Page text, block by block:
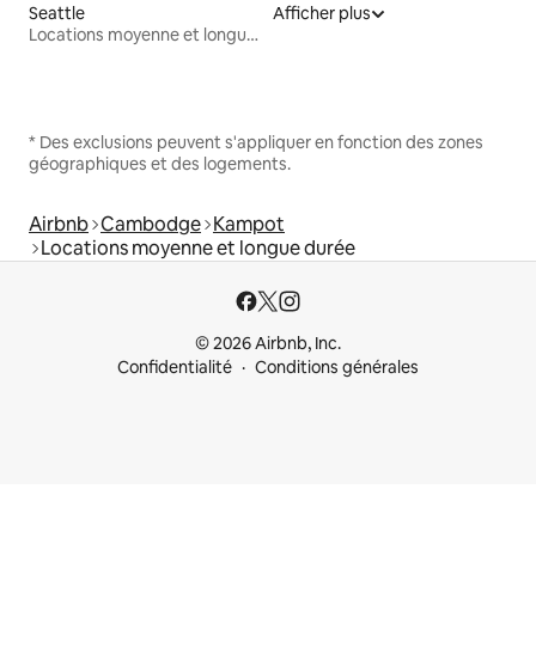
Seattle
Locations moyenne et longue durée
Afficher plus
* Des exclusions peuvent s'appliquer en fonction des zones
géographiques et des logements.
Airbnb Cambodge Kampot
Locations moyenne et longue durée
© 2026 Airbnb, Inc.
Confidentialité
Conditions générales